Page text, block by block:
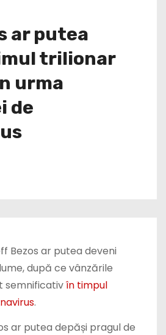
ar putea
trilionar
urma
de
Bezos ar putea deveni
după ce vânzările
semnificativîn timpul
.
ar putea depăși pragul de